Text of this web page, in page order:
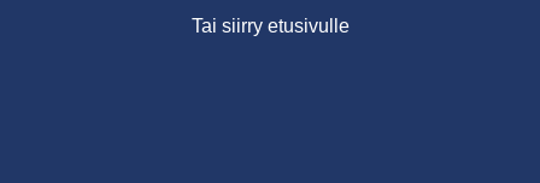
Tai siirry etusivulle